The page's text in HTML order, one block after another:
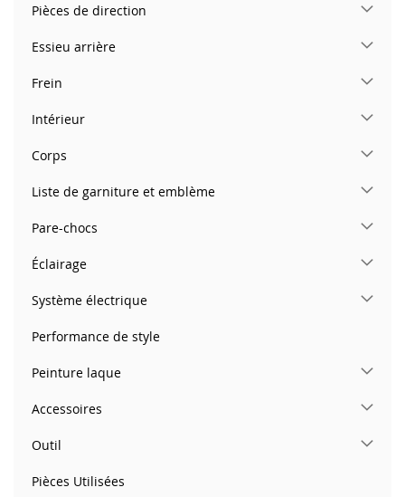
Pièces de direction
Essieu arrière
Frein
Intérieur
Corps
Liste de garniture et emblème
Pare-chocs
Éclairage
Système électrique
Performance de style
Peinture laque
Accessoires
Outil
Pièces Utilisées